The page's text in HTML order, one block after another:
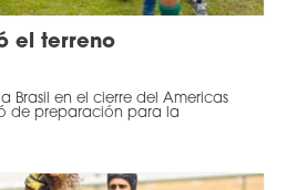
el terreno
Brasil en el cierre del Americas
de preparación para la